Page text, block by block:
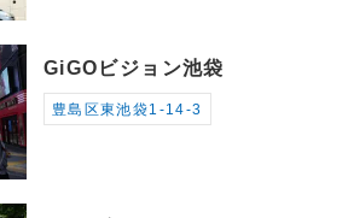
GiGOビジョン池袋
豊島区東池袋1-14-3